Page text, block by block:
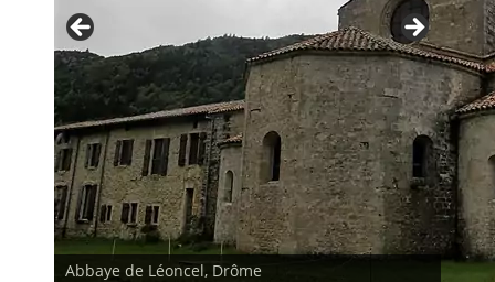
Abbaye de Léoncel, Drôme
Abbaye de Léoncel, Drôme